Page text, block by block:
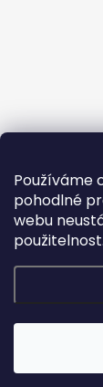
Používáme
pohodlné
webu
použitelnost.
Copyright